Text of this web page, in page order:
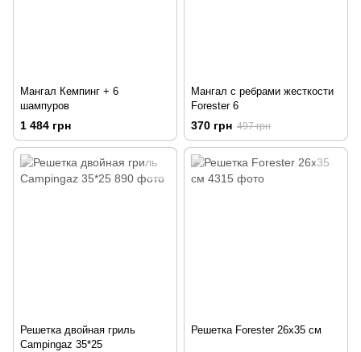
Мангал Кемпинг + 6
шампуров
1 484 грн
Мангал с ребрами жесткости
Forester 6
370 грн 497 грн
Решетка двойная гриль
Campingaz 35*25
Решетка Forester 26x35 см